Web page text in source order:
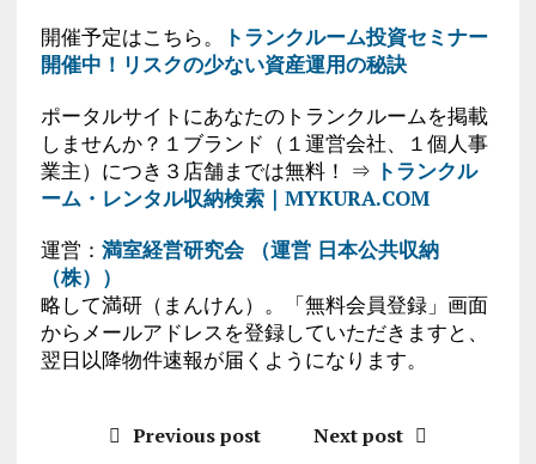
開催予定はこちら。
トランクルーム投資セミナー
開催中！リスクの少ない資産運用の秘訣
ポータルサイトにあなたのトランクルームを掲載
しませんか？１ブランド（１運営会社、１個人事
業主）につき３店舗までは無料！ ⇒ トランクル
ーム・レンタル収納検索｜MYKURA.COM
運営： 満室経営研究会 （運営 日本公共収納
（株））
略して満研（まんけん）。「無料会員登録」画面
からメールアドレスを登録していただきますと、
翌日以降物件速報が届くようになります。
Previous post Next post